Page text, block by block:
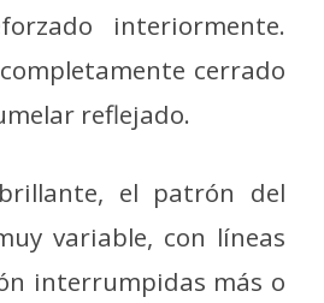
interiormente.
cerrado
reflejado.
el patrón del
variable, con líneas
interrumpidas más o